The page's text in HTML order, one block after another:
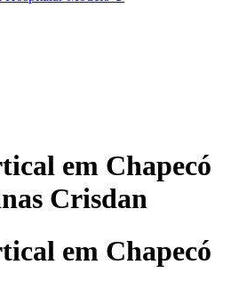
em Chapecó
Crisdan
em Chapecó